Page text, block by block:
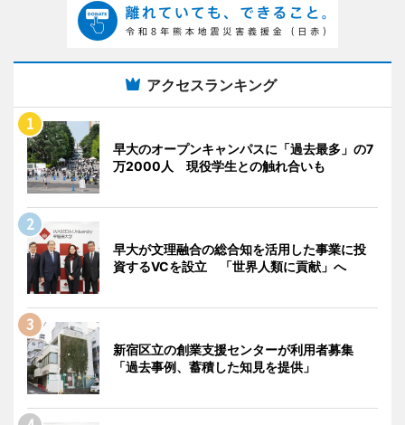
アクセスランキング
早大のオープンキャンパスに「過去最多」の7
万2000人 現役学生との触れ合いも
早大が文理融合の総合知を活用した事業に投
資するVCを設立 「世界人類に貢献」へ
新宿区立の創業支援センターが利用者募集
「過去事例、蓄積した知見を提供」